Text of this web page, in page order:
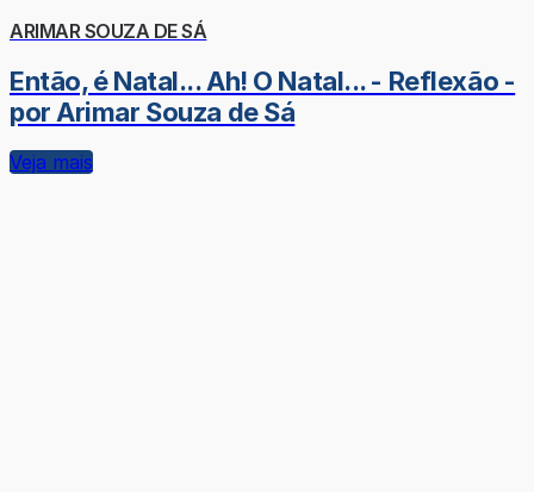
ARIMAR SOUZA DE SÁ
Então, é Natal... Ah! O Natal... - Reflexão -
por Arimar Souza de Sá
Veja mais